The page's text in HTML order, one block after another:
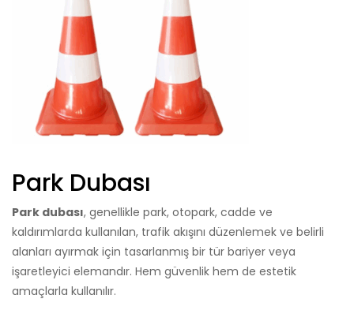
Park Dubası
Park dubası, genellikle park, otopark, cadde ve
kaldırımlarda kullanılan, trafik akışını düzenlemek ve belirli
alanları ayırmak için tasarlanmış bir tür bariyer veya
işaretleyici elemandır. Hem güvenlik hem de estetik
amaçlarla kullanılır.